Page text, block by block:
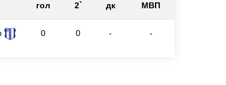
гол 2` дк МВП
0 0 - -